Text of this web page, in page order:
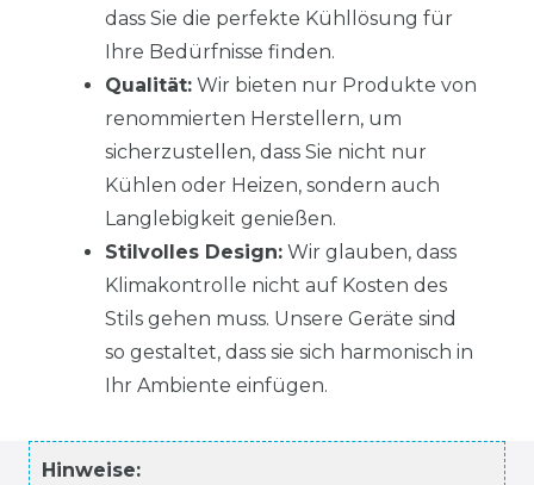
dass Sie die perfekte Kühllösung für
Ihre Bedürfnisse finden.
Qualität: Wir bieten nur Produkte von
renommierten Herstellern, um
sicherzustellen, dass Sie nicht nur
Kühlen oder Heizen, sondern auch
Langlebigkeit genießen.
Stilvolles Design: Wir glauben, dass
Klimakontrolle nicht auf Kosten des
Stils gehen muss. Unsere Geräte sind
so gestaltet, dass sie sich harmonisch in
Ihr Ambiente einfügen.
Hinweise: